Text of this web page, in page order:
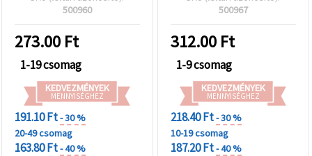
mm – 6 db, egyedi
500960
273.00 Ft
1-19 csomag
KEDVEZMÉNYEK
MENNYISÉGHEZ
191.10 Ft- 30 %
20-49 csomag
163.80 Ft- 40 %
karikával, ezüst színű – 6
500967
312.00 Ft
1-9 csomag
KEDVEZMÉNYEK
MENNYISÉGHEZ
218.40 Ft- 30 %
10-19 csomag
187.20 Ft- 40 %